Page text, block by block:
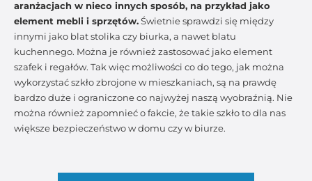
aranżacjach w nieco innych sposób, na przykład jako
element mebli i sprzętów. Świetnie sprawdzi się między
innymi jako blat stolika czy biurka, a nawet blatu
kuchennego. Można je również zastosować jako element
szafek i regałów. Tak więc możliwości co do tego, jak można
wykorzystać szkło zbrojone w mieszkaniach, są na prawdę
bardzo duże i ograniczone co najwyżej naszą wyobraźnią. Nie
można również zapomnieć o fakcie, że takie szkło to dla nas
większe bezpieczeństwo w domu czy w biurze.